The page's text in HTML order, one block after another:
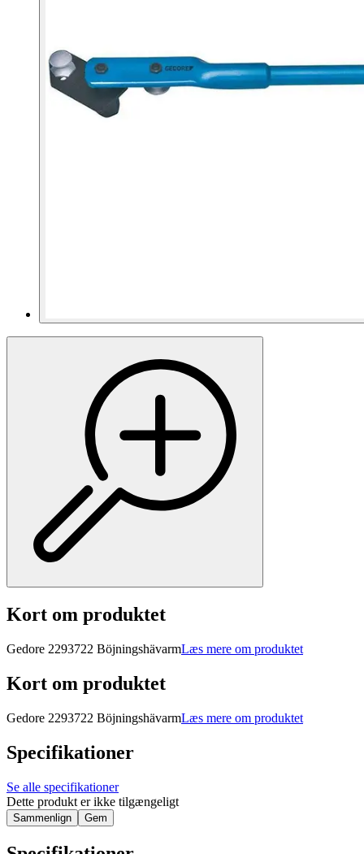
Kort om produktet
Gedore 2293722 BöjningshävarmLæs mere om produktet
Kort om produktet
Gedore 2293722 BöjningshävarmLæs mere om produktet
Specifikationer
Se alle specifikationer
Dette produkt er ikke tilgængeligt
Sammenlign Gem